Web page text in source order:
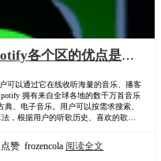
各个区的优点是什
可以通过它在线收听海量的音乐、播客
拥有来自全球各地的数千万首音乐
、电子音乐。用户可以按需求搜索、
，根据用户的听歌历史、喜欢的歌曲和
赞 frozencola 阅读全文